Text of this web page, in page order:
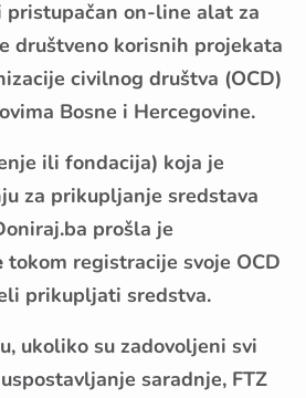
pristupačan on-line alat za
društveno korisnih projekata
civilnog društva (OCD)
Bosne i Hercegovine.
ili fondacija) koja je
za prikupljanje sredstava
prošla je
tokom registracije svoje OCD
prikupljati sredstva.
ukoliko su zadovoljeni svi
saradnje, FTZ